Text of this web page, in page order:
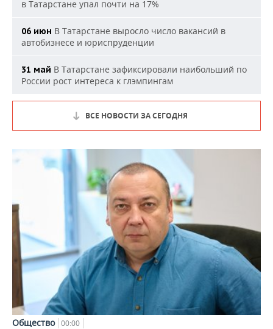
в Татарстане упал почти на 17%
06 июн В Татарстане выросло число вакансий в
автобизнесе и юриспруденции
31 май В Татарстане зафиксировали наибольший по
России рост интереса к глэмпингам
ВСЕ НОВОСТИ ЗА СЕГОДНЯ
Общество 00:00